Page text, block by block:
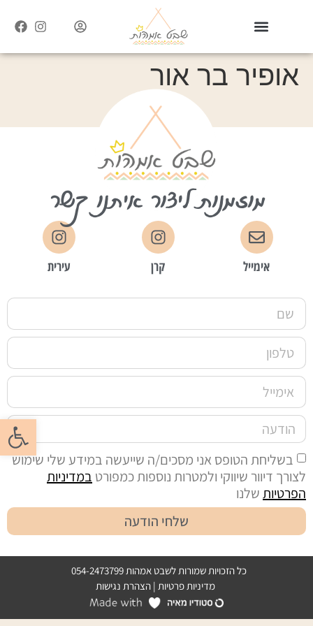
פתח
אופיר בר אור
מוזמנות ליצור איתנו קשר
אימייל קרן עירית
בשליחת הטופס אני מסכים/ה שייעשה במידע שלי שימוש
לצורך דיוור שיווקי ולמטרות נוספות כמפורט במדיניות
הפרטיותשלנו
שלחי הודעה
כל הזכויות שמורות לשבט אמהות 054-2473799
מדיניות פרטיות | הצהרת נגישות